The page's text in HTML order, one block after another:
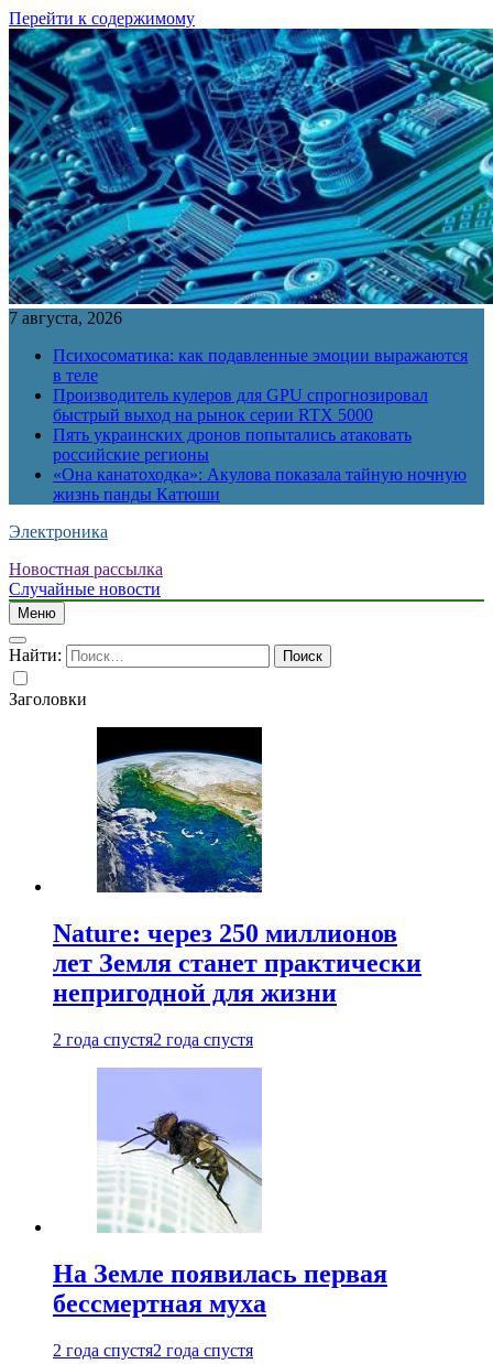
Перейти к содержимому
7 августа, 2026
Психосоматика: как подавленные эмоции выражаются
в теле
Производитель кулеров для GPU спрогнозировал
быстрый выход на рынок серии RTX 5000
Пять украинских дронов попытались атаковать
российские регионы
«Она канатоходка»: Акулова показала тайную ночную
жизнь панды Катюши
Электроника
Новостная рассылка
Случайные новости
Меню
Найти:
Заголовки
Nature: через 250 миллионов
лет Земля станет практически
непригодной для жизни
2 года спустя2 года спустя
На Земле появилась первая
бессмертная муха
2 года спустя2 года спустя